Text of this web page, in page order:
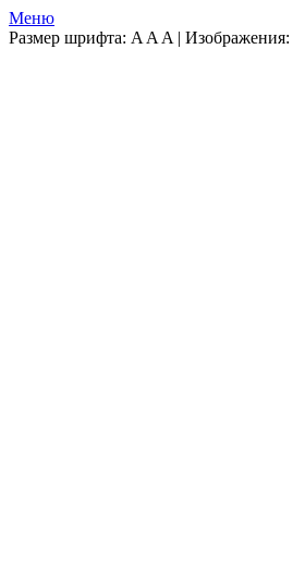
Меню
Размер шрифта: A A A | Изображения: